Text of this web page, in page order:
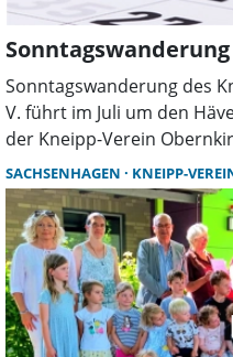
Sonntagswanderung
Sonntagswanderung des
V. führt im Juli um den
der Kneipp-Verein
Sonntagswanderung ein.
SACHSENHAGEN KNEIPP-